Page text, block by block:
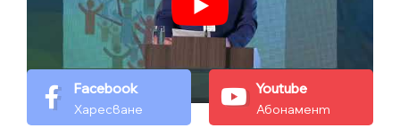
Facebook
Харесване
Youtube
Абонамент